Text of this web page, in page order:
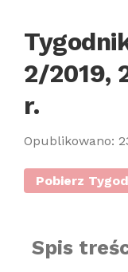
2/2019,
r.
Opublikowano:
Pobierz
Spis